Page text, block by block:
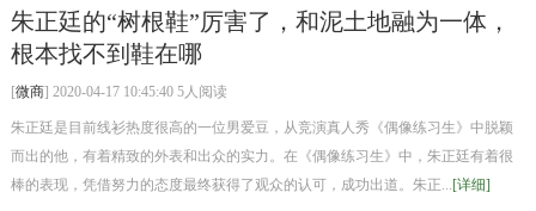
朱正廷的“树根鞋”厉害了，和泥土地融为一体，
根本找不到鞋在哪
[微商] 2020-04-17 10:45:40 5人阅读
朱正廷是目前线衫热度很高的一位男爱豆，从竞演真人秀《偶像练习生》中脱颖
而出的他，有着精致的外表和出众的实力。在《偶像练习生》中，朱正廷有着很
棒的表现，凭借努力的态度最终获得了观众的认可，成功出道。朱正...[详细]